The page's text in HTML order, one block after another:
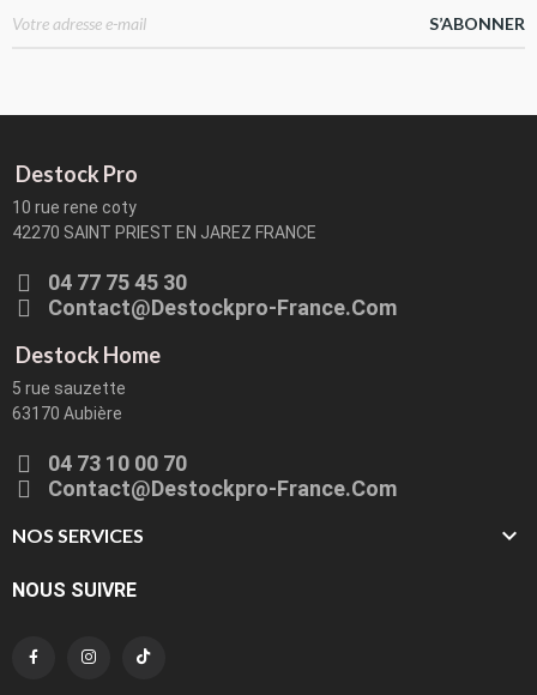
S’ABONNER
Destock Pro
10 rue rene coty
42270 SAINT PRIEST EN JAREZ FRANCE
04 77 75 45 30
Contact@destockpro-France.com
Destock Home
5 rue sauzette
63170 Aubière
04 73 10 00 70
Contact@destockpro-France.com
NOS SERVICES 
NOUS SUIVRE